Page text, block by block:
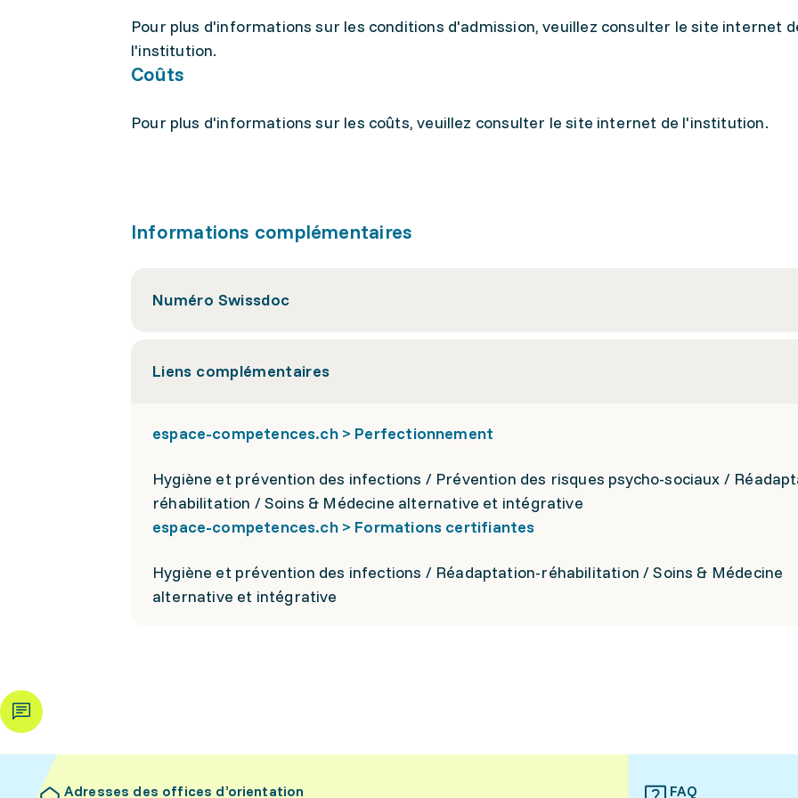
Pour plus d'informations sur les conditions d'admission, veuillez consulter le site internet
l'institution.
Coûts
Pour plus d'informations sur les coûts, veuillez consulter le site internet de l'institution.
Informations complémentaires
Numéro Swissdoc
Liens complémentaires
espace-competences.ch > Perfectionnement
Hygiène et prévention des infections / Prévention des risques psycho-sociaux /
réhabilitation / Soins & Médecine alternative et intégrative
espace-competences.ch > Formations certifiantes
Hygiène et prévention des infections / Réadaptation-réhabilitation / Soins & Médecine
alternative et intégrative
Adresses des offices d’orientation FAQ